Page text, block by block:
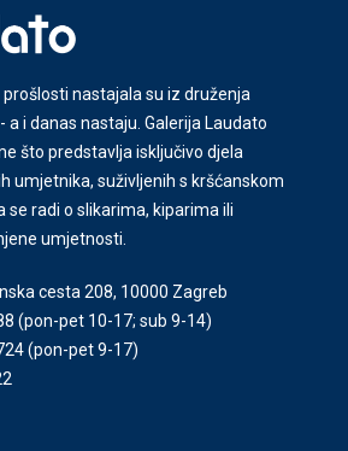
nastajala su iz druženja
a i danas nastaju. Galerija Laudato
što predstavlja isključivo djela
umjetnika, suživljenih s kršćanskom
se radi o slikarima, kiparima ili
umjetnosti.
cesta 208, 10000 Zagreb
(pon-pet 10-17; sub 9-14)
(pon-pet 9-17)